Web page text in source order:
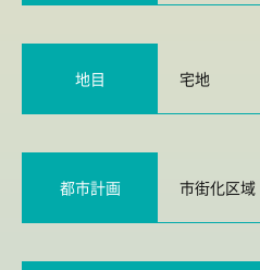
地目 宅地
都市計画 市街化区域